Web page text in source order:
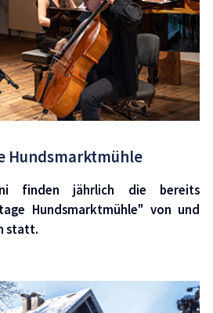
Hundsmarktmühle
finden jährlich die bereits
Hundsmarktmühle" von und
statt.